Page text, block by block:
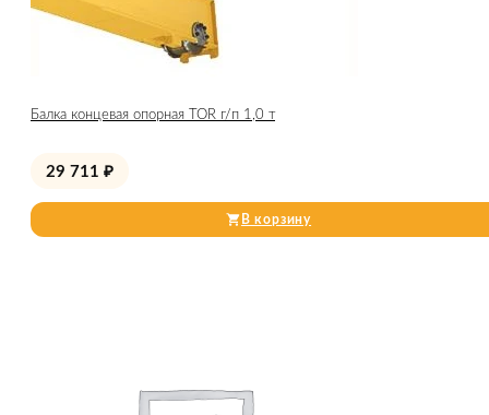
Балка концевая опорная TOR г/п 1,0 т
29 711 ₽
В корзину